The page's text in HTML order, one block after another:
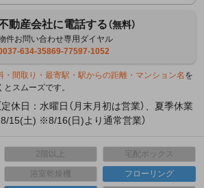
動産会社に電話する（無料）
件お問い合わせ専用ダイヤル
634-35869-77597-1052
・間取り・最寄駅・駅からの距離・マンション名 を
スムーズです。
休日：水曜日（月末月初は営業）、夏季休業
15(土) ※8/16(日)より通常営業）
2階以上 宅配ボックス
浴室乾燥機 フローリング